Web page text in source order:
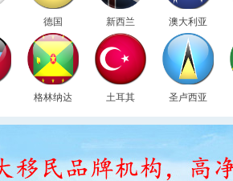
德国 新西兰 澳大利亚
格林纳达 土耳其 圣卢西亚